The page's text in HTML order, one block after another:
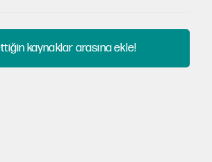
kaynaklar arasına ekle!